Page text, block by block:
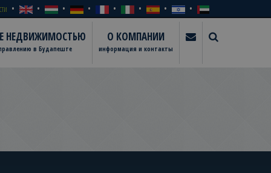
НЕДВИЖИМОСТЬЮ
в Будапеште
О КОМПАНИИ
информация и контакты